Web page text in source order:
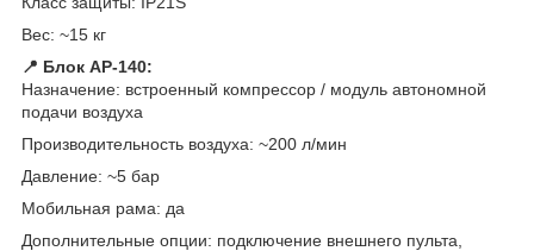
Вес: ~15 кг
📍 Блок AP-140:
Назначение: встроенный компрессор / модуль автономной
подачи воздуха
Производительность воздуха: ~200 л/мин
Давление: ~5 бар
Мобильная рама: да
Дополнительные опции: подключение внешнего пульта,